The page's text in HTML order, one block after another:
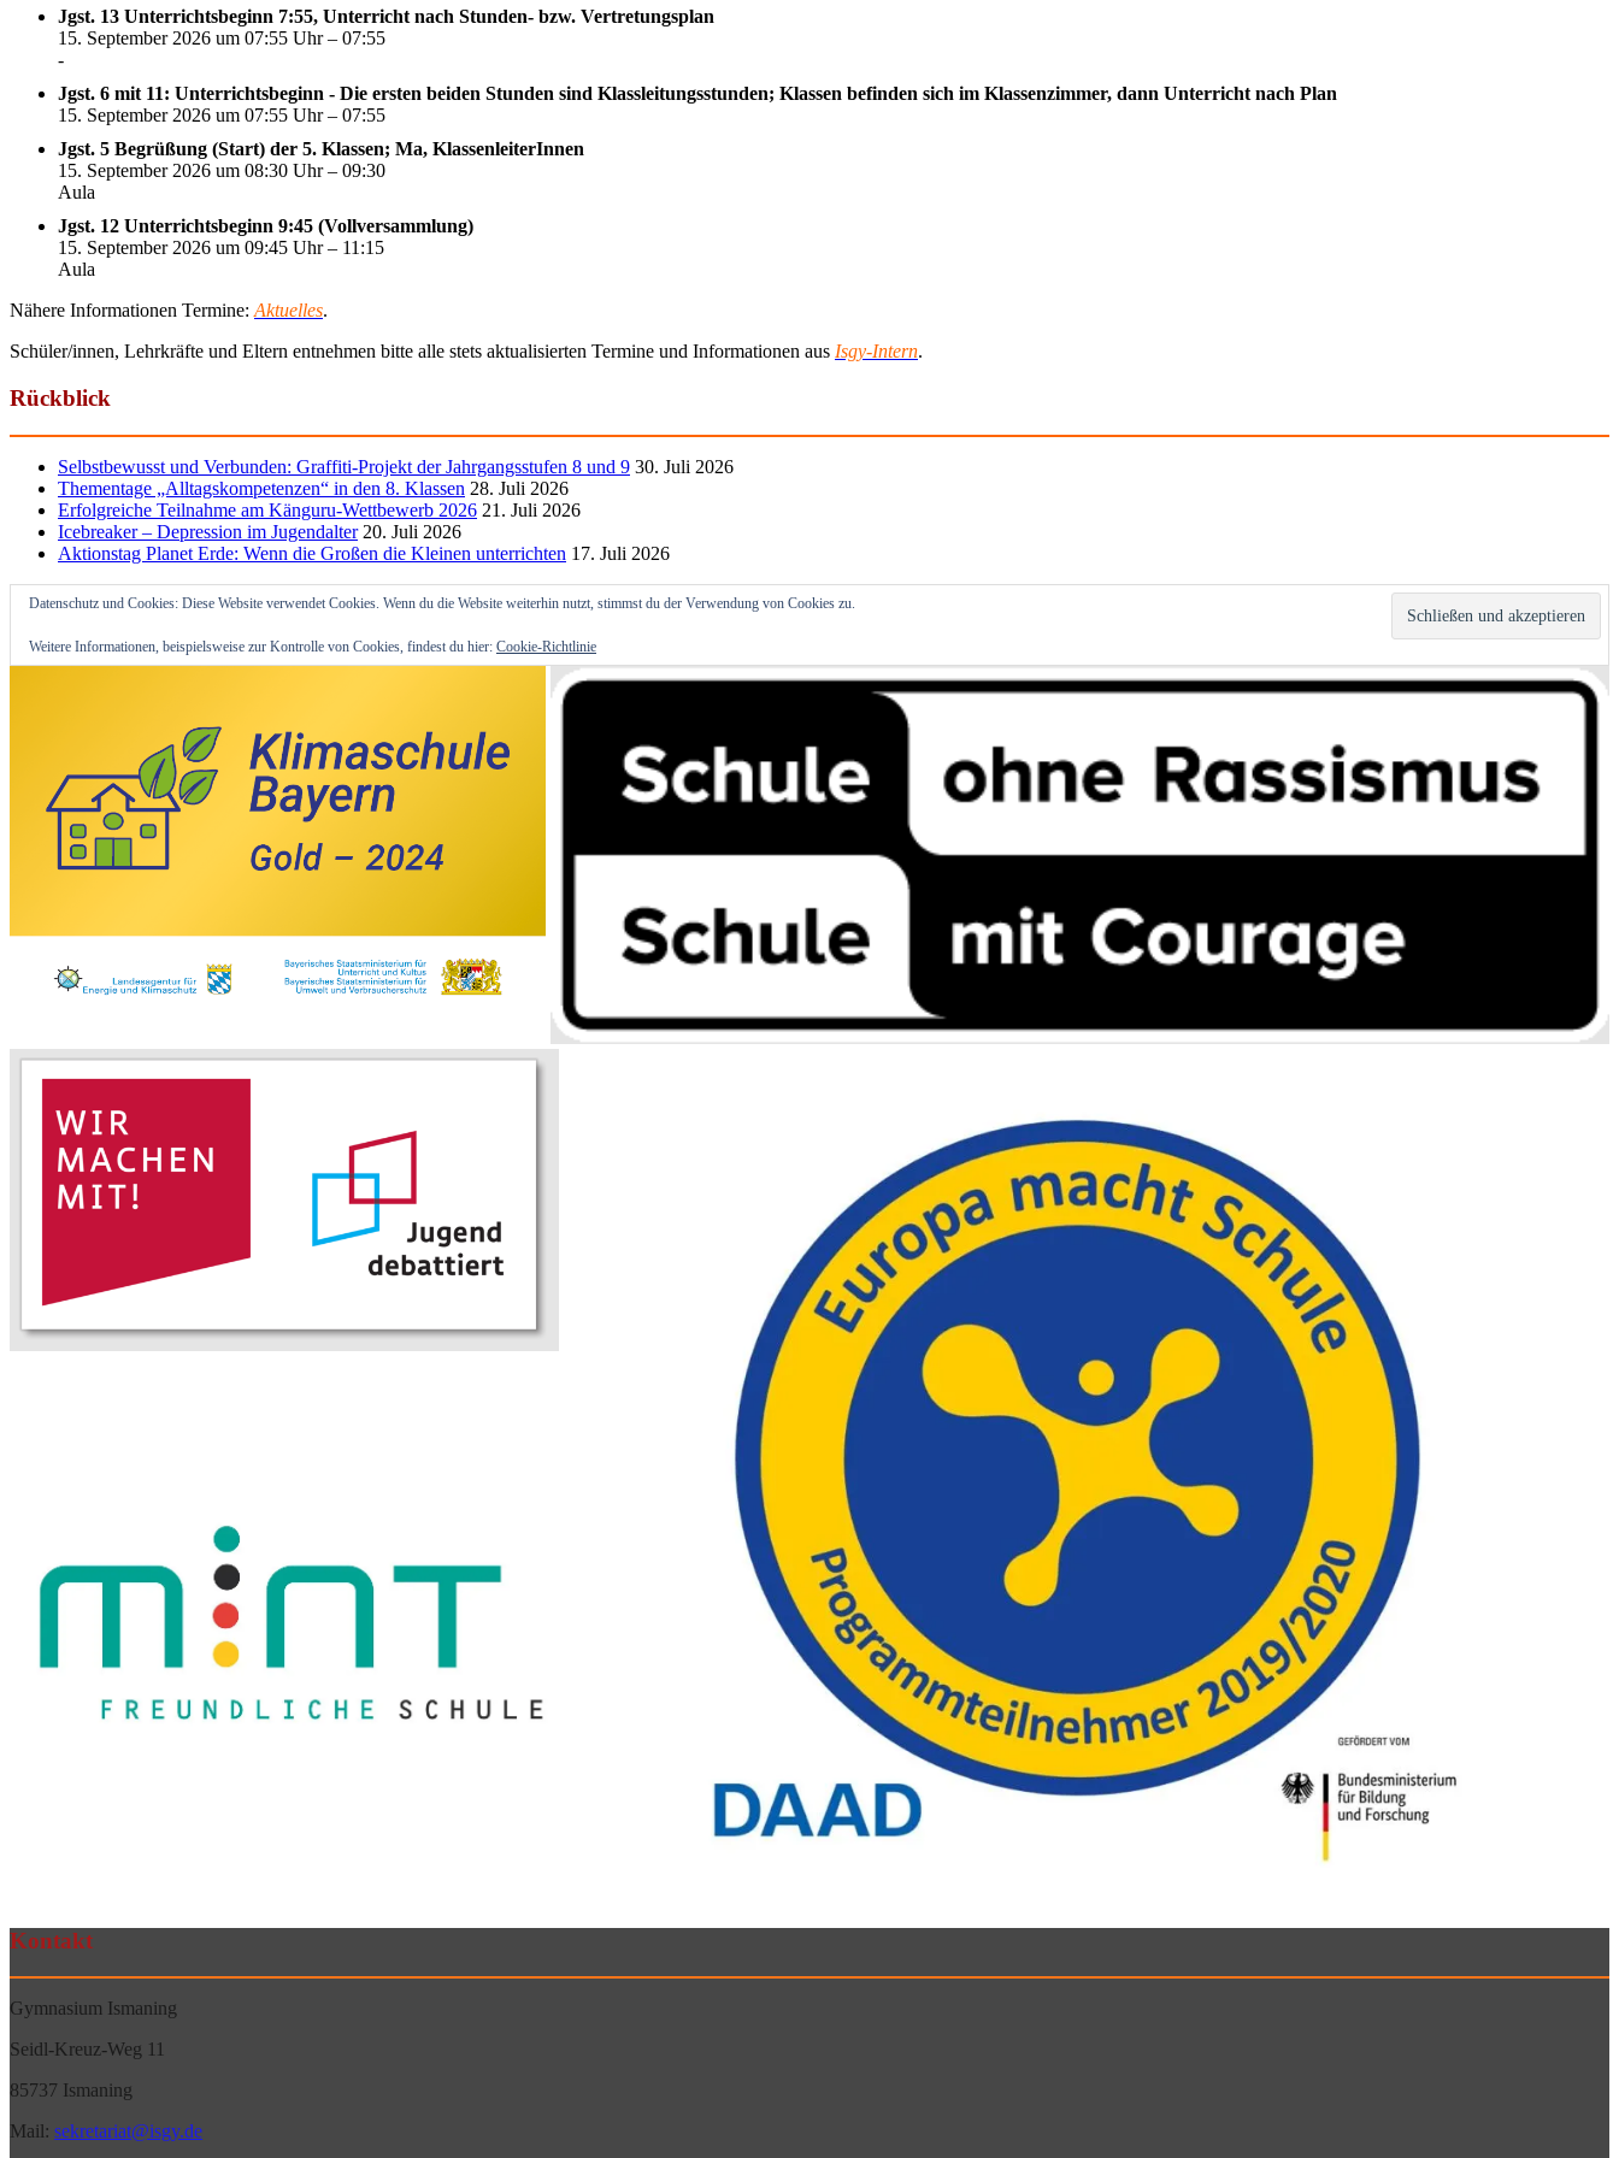
Jgst. 13 Unterrichtsbeginn 7:55, Unterricht nach Stunden- bzw. Vertretungsplan
15. September 2026 um 07:55 Uhr – 07:55
-
Jgst. 6 mit 11: Unterrichtsbeginn - Die ersten beiden Stunden sind Klassleitungsstunden; Klassen befinden sich im Klassenzimmer, dann Unterricht nach Plan
15. September 2026 um 07:55 Uhr – 07:55
Jgst. 5 Begrüßung (Start) der 5. Klassen; Ma, KlassenleiterInnen
15. September 2026 um 08:30 Uhr – 09:30
Aula
Jgst. 12 Unterrichtsbeginn 9:45 (Vollversammlung)
15. September 2026 um 09:45 Uhr – 11:15
Aula
Nähere Informationen Termine: Aktuelles.
Schüler/innen, Lehrkräfte und Eltern entnehmen bitte alle stets aktualisierten Termine und Informationen aus Isgy-Intern.
Rückblick
Selbstbewusst und Verbunden: Graffiti-Projekt der Jahrgangsstufen 8 und 9 30. Juli 2026
Thementage „Alltagskompetenzen“ in den 8. Klassen 28. Juli 2026
Erfolgreiche Teilnahme am Känguru-Wettbewerb 2026 21. Juli 2026
Icebreaker – Depression im Jugendalter 20. Juli 2026
Aktionstag Planet Erde: Wenn die Großen die Kleinen unterrichten 17. Juli 2026
Datenschutz und Cookies: Diese Website verwendet Cookies. Wenn du die Website weiterhin nutzt, stimmst du der Verwendung von Cookies zu.
Weitere Informationen, beispielsweise zur Kontrolle von Cookies, findest du hier: Cookie-Richtlinie
Kontakt
Gymnasium Ismaning
Seidl-Kreuz-Weg 11
85737 Ismaning
Mail: sekretariat@isgy.de